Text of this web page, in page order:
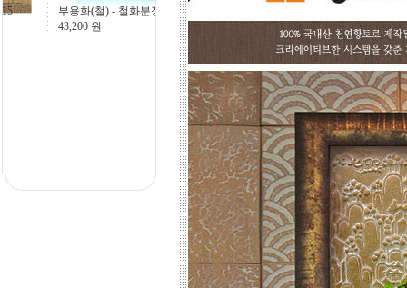
[이중섭- 물고기], 15
원
고객님 댁, 벽체 가로세로 크기를 줄자
로 길이를 대략 재어 보시고,
토와의 포인트 컨셉만 골라주시면 최
선의 디자인+견적을 드립니다.
예산에 따라 포인트 벽화부분 즉, 토
아트의 작품크기를 줄이면 저렴하게
도 가능하오니, 거실 아트월 이외에는
토와월과 같은 패턴타일 위주로 디자
인해도 친환경과 기능성 자재의 성능
차이는 없습니다.
☆거실아트월,쇼파월,중문,콘솔☆
고객님의 벽체 사이즈를 예를들어 가
로 3m라면 바로 위 검색코너에서 가로
3000을'클릭'해서 원하는 크기의 상품
들을 보시고 찾으시는 가격과 디자인
을 메모하시고 고객센타로 전화상담